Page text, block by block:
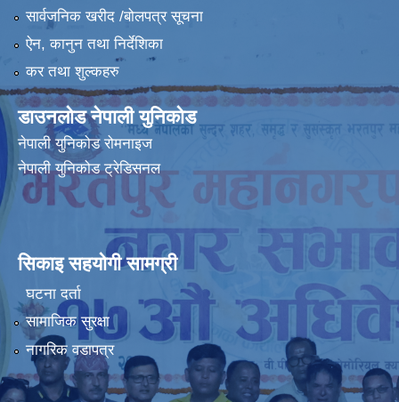
सार्वजनिक खरीद /बोलपत्र सूचना
ऐन, कानुन तथा निर्देशिका
कर तथा शुल्कहरु
डाउनलोड नेपाली युनिकोड
नेपाली युनिकोड रोमनाइज
नेपाली युनिकोड ट्रेडिसनल
सिकाइ सहयोगी सामग्री
घटना दर्ता
सामाजिक सुरक्षा
नागरिक वडापत्र